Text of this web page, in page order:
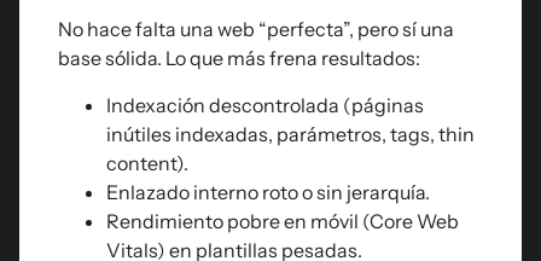
No hace falta una web “perfecta”, pero sí una
base sólida. Lo que más frena resultados:
Indexación descontrolada (páginas
inútiles indexadas, parámetros, tags, thin
content).
Enlazado interno roto o sin jerarquía.
Rendimiento pobre en móvil (Core Web
Vitals) en plantillas pesadas.